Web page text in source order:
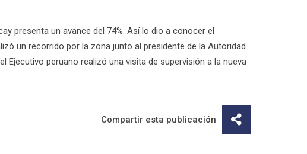
presenta un avance del 74%. Así lo dio a conocer el
un recorrido por la zona junto al presidente de la Autoridad
Ejecutivo peruano realizó una visita de supervisión a la nueva
Compartir esta publicación